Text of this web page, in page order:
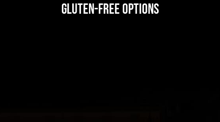
Gluten-Free Options